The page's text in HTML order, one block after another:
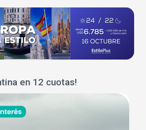
en 12 cuotas!